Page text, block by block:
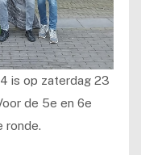
is op zaterdag 23
de 5e en 6e
ronde.